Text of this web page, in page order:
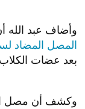
وأضاف عبد الله
المصل المضاد
بعد عضات
وكشف أن مصل